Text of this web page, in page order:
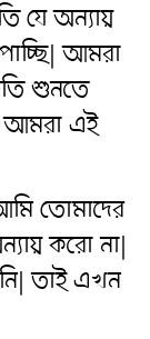
যে অন্যায়
আমরা
শুনতে
আমরা এই
তোমাদের
করো না|
তাই এখন